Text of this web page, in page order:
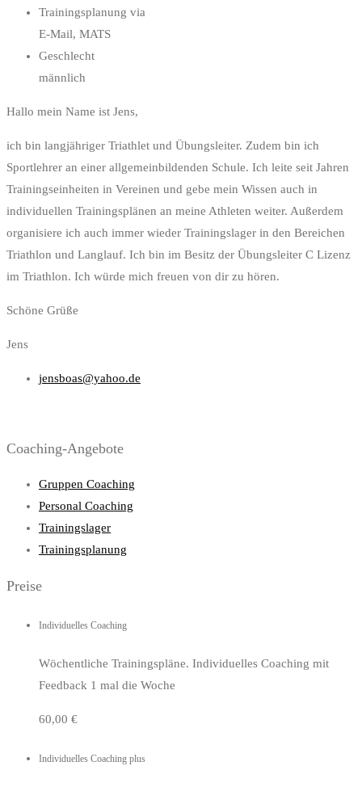
Trainingsplanung via
E-Mail, MATS
Geschlecht
männlich
Hallo mein Name ist Jens,
ich bin langjähriger Triathlet und Übungsleiter. Zudem bin ich
Sportlehrer an einer allgemeinbildenden Schule. Ich leite seit Jahren
Trainingseinheiten in Vereinen und gebe mein Wissen auch in
individuellen Trainingsplänen an meine Athleten weiter. Außerdem
organisiere ich auch immer wieder Trainingslager in den Bereichen
Triathlon und Langlauf. Ich bin im Besitz der Übungsleiter C Lizenz
im Triathlon. Ich würde mich freuen von dir zu hören.
Schöne Grüße
Jens
jensboas@yahoo.de
Coaching-Angebote
Gruppen Coaching
Personal Coaching
Trainingslager
Trainingsplanung
Preise
Individuelles Coaching
Wöchentliche Trainingspläne. Individuelles Coaching mit
Feedback 1 mal die Woche
60,00 €
Individuelles Coaching plus